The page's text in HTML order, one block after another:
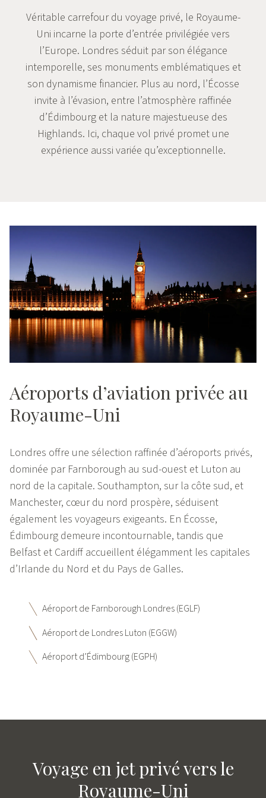
Véritable carrefour du voyage privé, le Royaume-
Uni incarne la porte d’entrée privilégiée vers
l’Europe. Londres séduit par son élégance
intemporelle, ses monuments emblématiques et
son dynamisme financier. Plus au nord, l’Écosse
invite à l’évasion, entre l’atmosphère raffinée
d’Édimbourg et la nature majestueuse des
Highlands. Ici, chaque vol privé promet une
expérience aussi variée qu’exceptionnelle.
Aéroports d’aviation privée au
Royaume-Uni
Londres offre une sélection raffinée d’aéroports privés,
dominée par Farnborough au sud-ouest et Luton au
nord de la capitale. Southampton, sur la côte sud, et
Manchester, cœur du nord prospère, séduisent
également les voyageurs exigeants. En Écosse,
Édimbourg demeure incontournable, tandis que
Belfast et Cardiff accueillent élégamment les capitales
d’Irlande du Nord et du Pays de Galles.
Aéroport de Farnborough Londres (EGLF)
Aéroport de Londres Luton (EGGW)
Aéroport d’Édimbourg (EGPH)
Voyage en jet privé vers le
Royaume-Uni